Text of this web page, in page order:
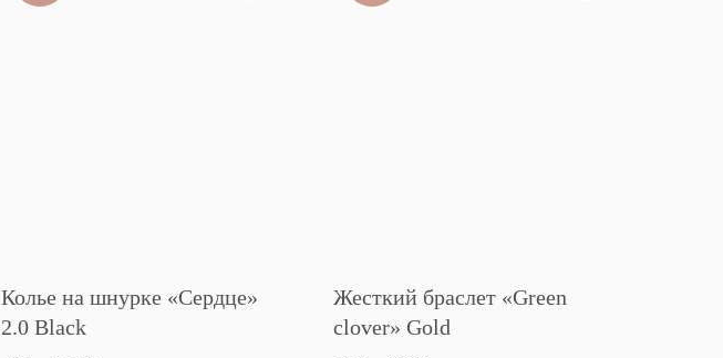
Колье на шнурке «Сердце»
2.0 Black
Жесткий браслет «Green
clover» Gold